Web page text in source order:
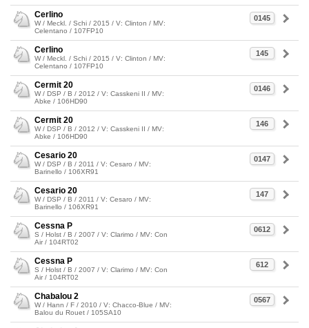
0145
Cerlino
W / Meckl. / Schi / 2015 / V: Clinton / MV:
Celentano / 107FP10
145
Cerlino
W / Meckl. / Schi / 2015 / V: Clinton / MV:
Celentano / 107FP10
0146
Cermit 20
W / DSP / B / 2012 / V: Casskeni II / MV:
Abke / 106HD90
146
Cermit 20
W / DSP / B / 2012 / V: Casskeni II / MV:
Abke / 106HD90
0147
Cesario 20
W / DSP / B / 2011 / V: Cesaro / MV:
Barinello / 106XR91
147
Cesario 20
W / DSP / B / 2011 / V: Cesaro / MV:
Barinello / 106XR91
0612
Cessna P
S / Holst / B / 2007 / V: Clarimo / MV: Con
Air / 104RT02
612
Cessna P
S / Holst / B / 2007 / V: Clarimo / MV: Con
Air / 104RT02
0567
Chabalou 2
W / Hann / F / 2010 / V: Chacco-Blue / MV:
Balou du Rouet / 105SA10